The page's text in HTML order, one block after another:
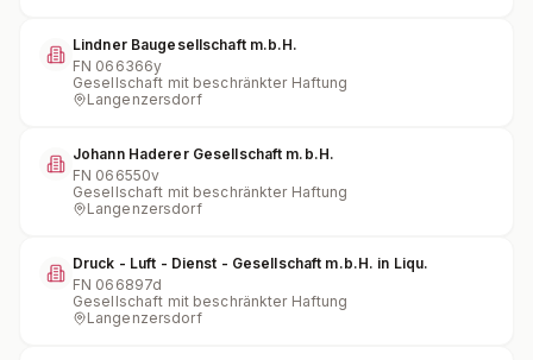
Lindner Baugesellschaft m.b.H.
FN 066366y
Gesellschaft mit beschränkter Haftung
Langenzersdorf
Johann Haderer Gesellschaft m.b.H.
FN 066550v
Gesellschaft mit beschränkter Haftung
Langenzersdorf
Druck - Luft - Dienst - Gesellschaft m.b.H. in Liqu.
FN 066897d
Gesellschaft mit beschränkter Haftung
Langenzersdorf